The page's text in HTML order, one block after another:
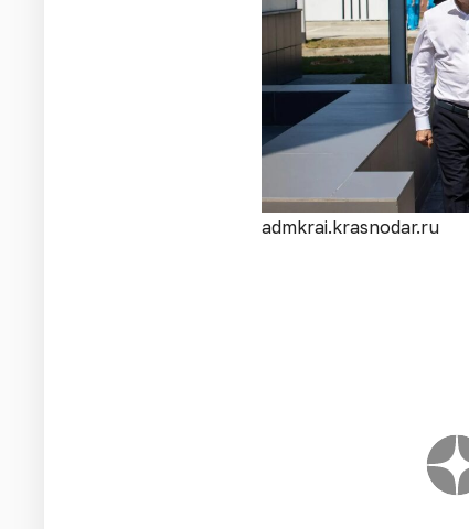
admkrai.krasnodar.ru